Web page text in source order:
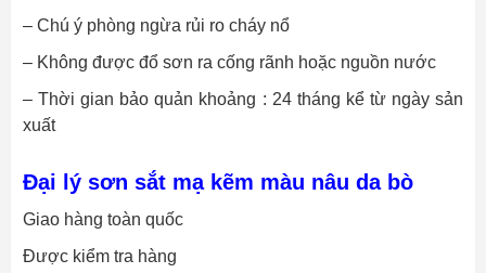
– Chú ý phòng ngừa rủi ro cháy nổ
– Không được đổ sơn ra cống rãnh hoặc nguồn nước
– Thời gian bảo quản khoảng : 24 tháng kể từ ngày sản
xuất
Đại lý sơn sắt mạ kẽm màu nâu da bò
Giao hàng toàn quốc
Được kiểm tra hàng